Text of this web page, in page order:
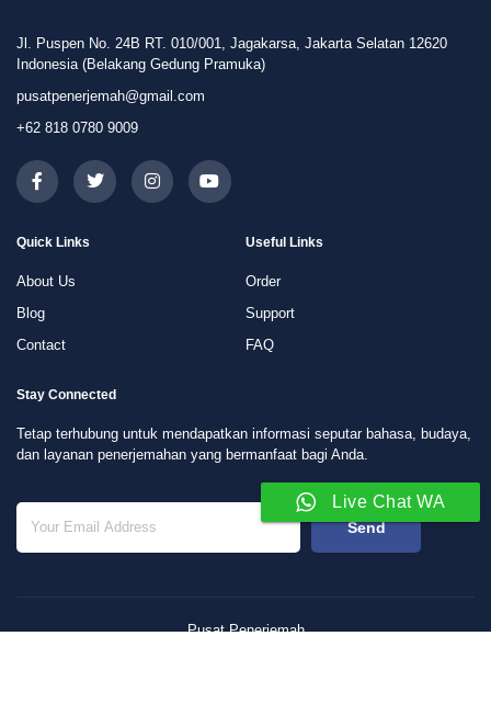
Jl. Puspen No. 24B RT. 010/001, Jagakarsa, Jakarta Selatan 12620
Indonesia (Belakang Gedung Pramuka)
pusatpenerjemah@gmail.com
+62 818 0780 9009
Quick Links
About Us
Blog
Contact
Useful Links
Order
Support
FAQ
Stay Connected
Tetap terhubung untuk mendapatkan informasi seputar bahasa, budaya,
dan layanan penerjemahan yang bermanfaat bagi Anda.
Send
Pusat Penerjemah
Live Chat WA